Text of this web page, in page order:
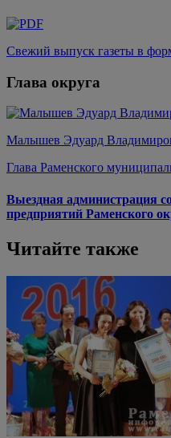
Свежий выпуск газеты в
Глава округа
Малышев Эдуард
Глава Раменского
Выездная администрация
предприятий Раменского
Читайте также